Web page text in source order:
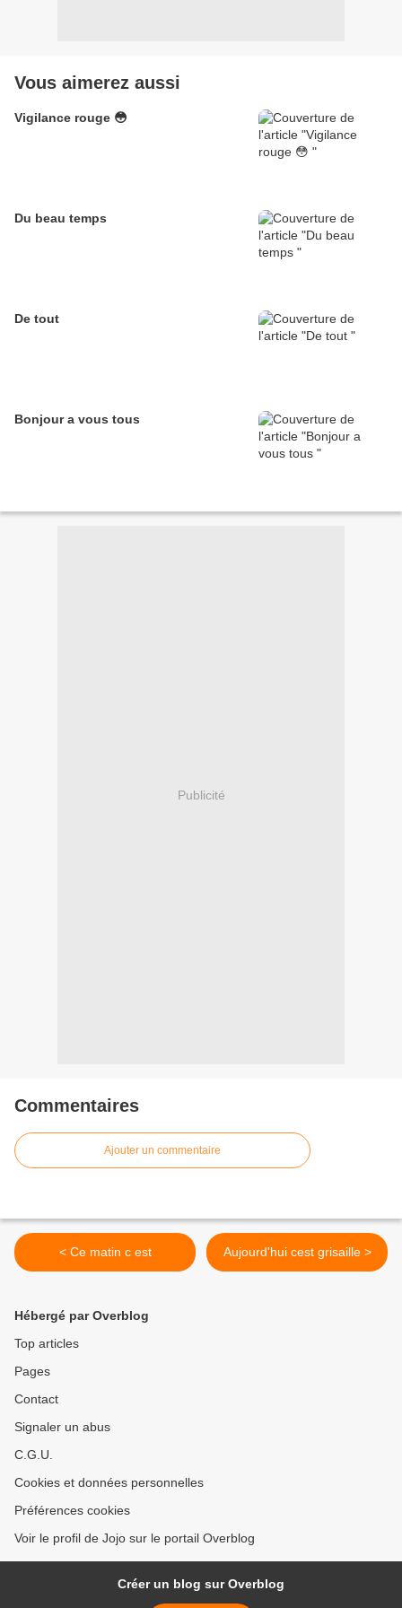
Vous aimerez aussi
Vigilance rouge 😳
Du beau temps
De tout
Bonjour a vous tous
Publicité
Commentaires
Ajouter un commentaire
< Ce matin c est Aujourd'hui cest grisaille >
Hébergé par Overblog
Top articles
Pages
Contact
Signaler un abus
C.G.U.
Cookies et données personnelles
Préférences cookies
Voir le profil de Jojo sur le portail Overblog
Créer un blog sur Overblog